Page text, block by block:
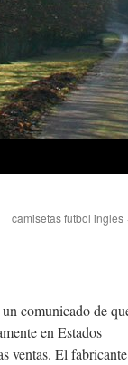
camisetas futbol ingles
comunicado de
en Estados
ventas. El fabricante